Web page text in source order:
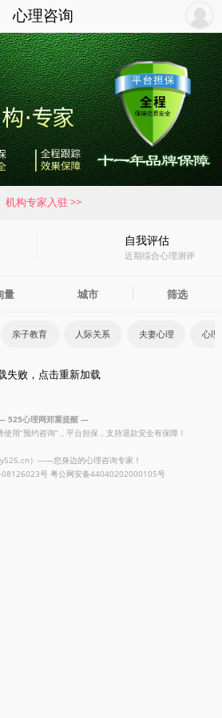
心理咨询
机构专家入驻 >>
自我评估
近期综合心理测评
量 城市 筛选
亲子教育 人际关系 夫妻心理 心理
失败，点击重新加载
525心理网郑重提醒 —
用“预约咨询”，平台担保，支持退款安全有保障！
）——您身边的心理咨询专家！
08126023号 粤公网安备44040202000105号